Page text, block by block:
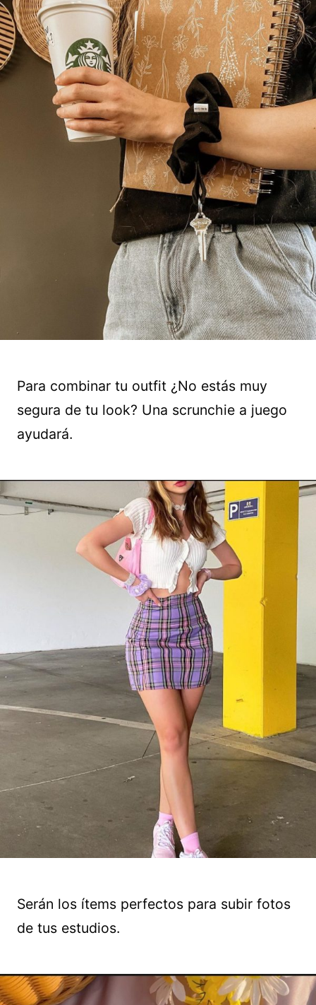
Para combinar tu outfit ¿No estás muy
segura de tu look? Una scrunchie a juego
ayudará.
Serán los ítems perfectos para subir fotos
de tus estudios.